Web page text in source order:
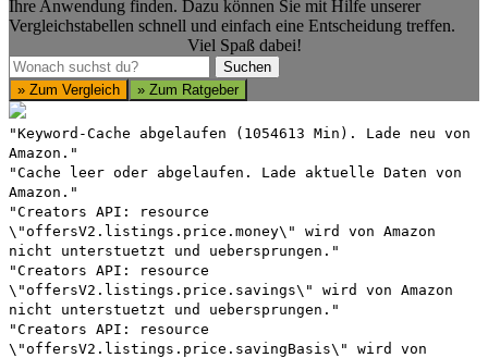
Ihre Anwendung finden. Dazu können Sie mit Hilfe unserer
Vergleichstabellen schnell und einfach eine Entscheidung treffen.
Viel Spaß dabei!
Suchen
Suchen
» Zum Vergleich
» Zum Ratgeber
"Keyword-Cache abgelaufen (1054613 Min). Lade neu von
Amazon."
"Cache leer oder abgelaufen. Lade aktuelle Daten von
Amazon."
"Creators API: resource
\"offersV2.listings.price.money\" wird von Amazon
nicht unterstuetzt und uebersprungen."
"Creators API: resource
\"offersV2.listings.price.savings\" wird von Amazon
nicht unterstuetzt und uebersprungen."
"Creators API: resource
\"offersV2.listings.price.savingBasis\" wird von